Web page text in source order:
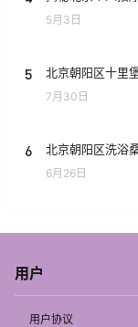
5月3日
5 北京朝阳区十里
7月30日
6 北京朝阳区洗浴
6月26日
用户
用户协议